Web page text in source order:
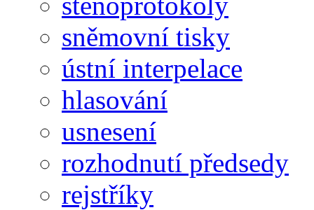
sněmovní tisky
ústní interpelace
hlasování
usnesení
rozhodnutí předsedy
rejstříky